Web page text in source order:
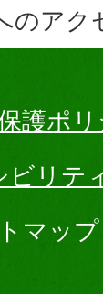
のアク
護ポ
ビリテ
マップ